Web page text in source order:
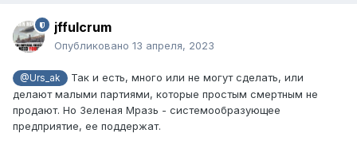
jffulcrum
Опубликовано 13 апреля, 2023
@Urs_ak
Так и есть, много или не могут сделать, или
делают малыми партиями, которые простым смертным не
продают. Но Зеленая Мразь - системообразующее
предприятие, ее поддержат.